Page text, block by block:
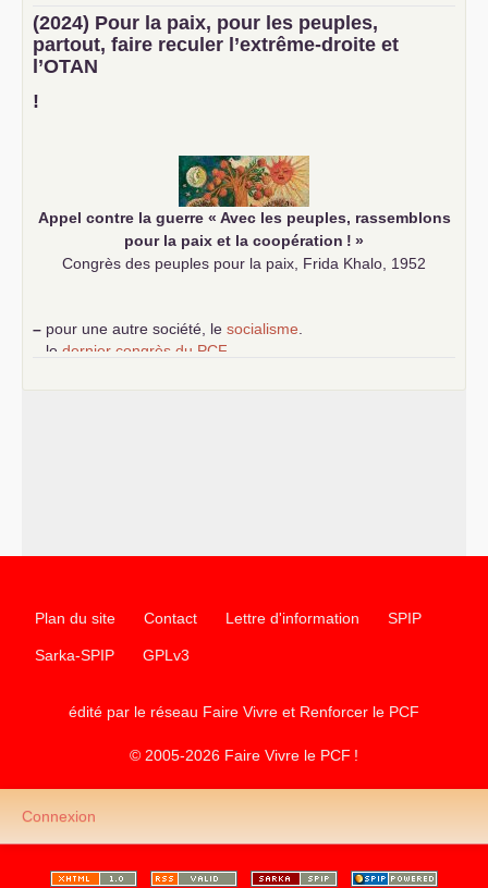
–
un texte de Jean-Claude Delaunay
le marxisme est la
science sociale de notre temps
–un appel proposé aux partis communistes et ouvrier
d’Europe
–
(2024) Pour la paix, pour les peuples,
partout, faire reculer l’extrême-droite et
l’OTAN
!
Appel contre la guerre « Avec les peuples, rassemblons
pour la paix et la coopération ! »
Congrès des peuples pour la paix, Frida Khalo, 1952
– pour une autre société, le socialisme
le dernier congrès du PCF
Plan du site Contact Lettre d'information SPIP
Sarka-SPIP GPLv3
édité par le réseau Faire Vivre et Renforcer le PCF
© 2005-2026 Faire Vivre le PCF !
Connexion